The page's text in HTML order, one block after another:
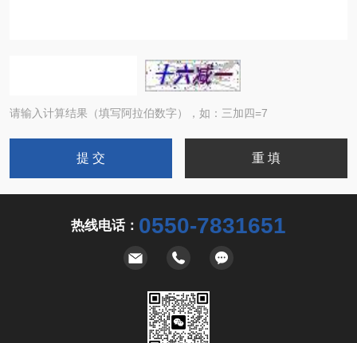
请输入计算结果（填写阿拉伯数字），如：三加四=7
热线电话： 0550-7831651